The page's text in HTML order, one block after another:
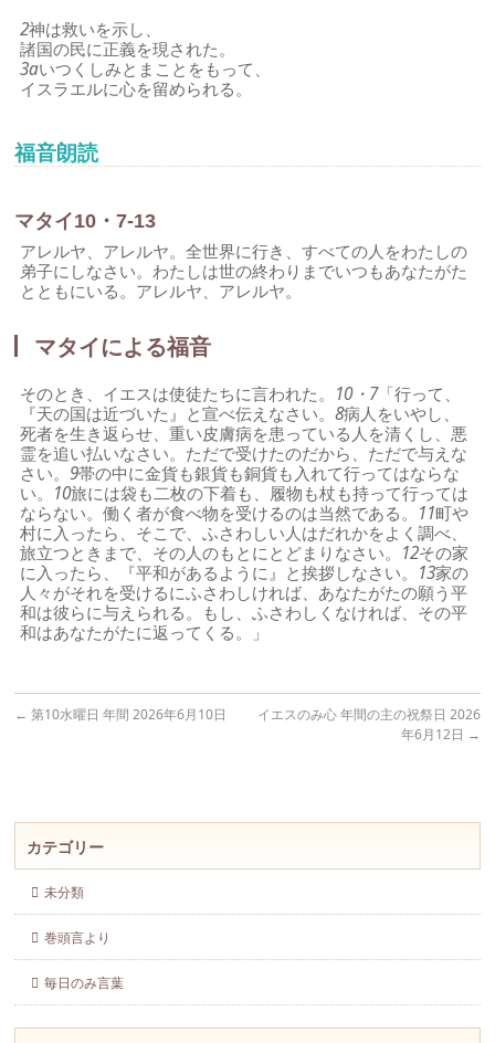
2神は救いを示し、
諸国の民に正義を現された。
3aいつくしみとまことをもって、
イスラエルに心を留められる。
福音朗読
マタイ10・7-13
アレルヤ、アレルヤ。全世界に行き、すべての人をわたしの
弟子にしなさい。わたしは世の終わりまでいつもあなたがた
とともにいる。アレルヤ、アレルヤ。
マタイによる福音
そのとき、イエスは使徒たちに言われた。 10・7「行って、
『天の国は近づいた』と宣べ伝えなさい。8病人をいやし、
死者を生き返らせ、重い皮膚病を患っている人を清くし、悪
霊を追い払いなさい。ただで受けたのだから、ただで与えな
さい。9帯の中に金貨も銀貨も銅貨も入れて行ってはならな
い。 10旅には袋も二枚の下着も、履物も杖も持って行っては
ならない。働く者が食べ物を受けるのは当然である。 11町や
村に入ったら、そこで、ふさわしい人はだれかをよく調べ、
旅立つときまで、その人のもとにとどまりなさい。 12その家
に入ったら、『平和があるように』と挨拶しなさい。 13家の
人々がそれを受けるにふさわしければ、あなたがたの願う平
和は彼らに与えられる。もし、ふさわしくなければ、その平
和はあなたがたに返ってくる。」
← 第10水曜日 年間 2026年6月10日
イエスのみ心 年間の主の祝祭日 2026
年6月12日 →
カテゴリー
未分類
巻頭言より
毎日のみ言葉